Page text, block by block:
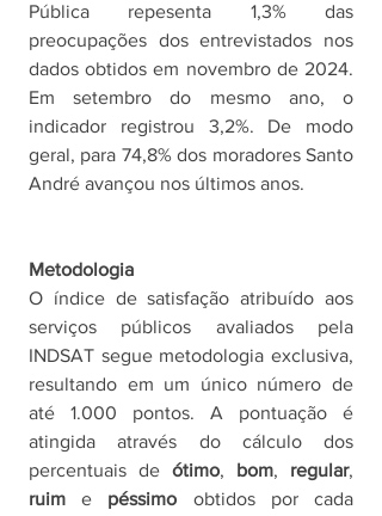
Pública repesenta 1,3% das
preocupações dos entrevistados nos
dados obtidos em novembro de 2024.
Em setembro do mesmo ano, o
indicador registrou 3,2%. De modo
geral, para 74,8% dos moradores Santo
André avançou nos últimos anos.
Metodologia
O índice de satisfação atribuído aos
serviços públicos avaliados pela
INDSAT segue metodologia exclusiva,
resultando em um único número de
até 1.000 pontos. A pontuação é
atingida através do cálculo dos
percentuais de ótimo, bom, regular
ruim e péssimo obtidos por cada